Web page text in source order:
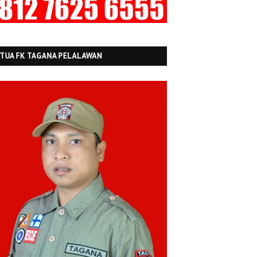
FK TAGANA PELALAWAN